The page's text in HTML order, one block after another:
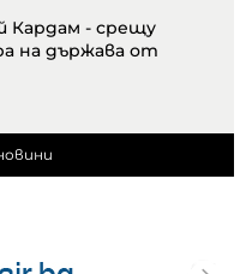
Кардам - срещу
на държава от